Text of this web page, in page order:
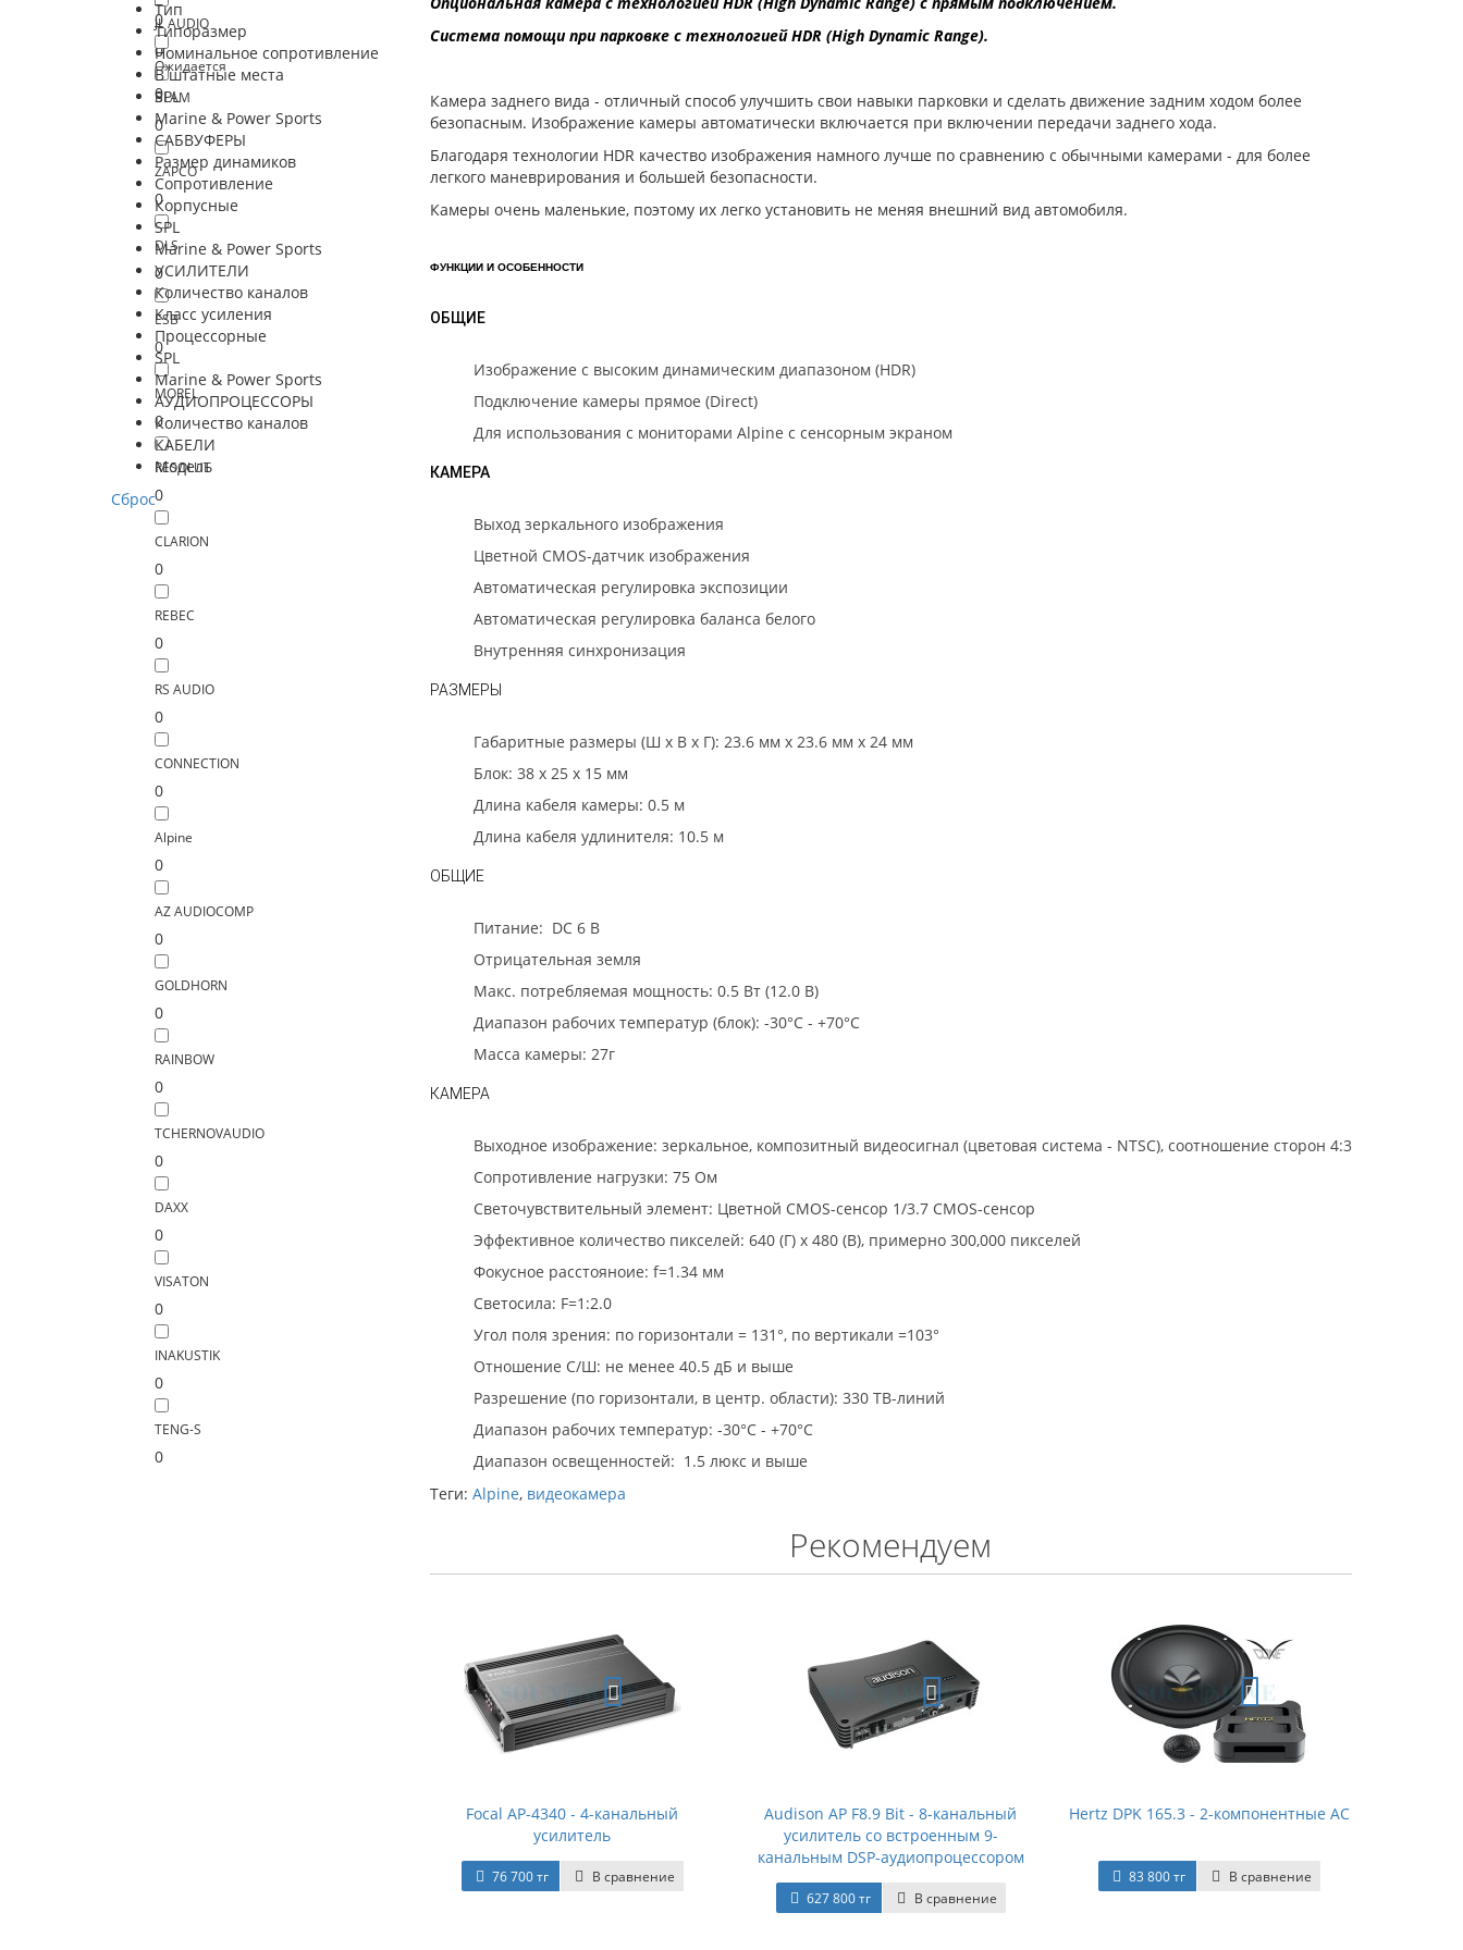
JL AUDIO
0
BLAM
0
ZAPCO
0
DLS
0
ESB
0
MOREL
0
RESOLUT
0
CLARION
0
REBEC
0
RS AUDIO
0
CONNECTION
0
Alpine
0
AZ AUDIOCOMP
0
GOLDHORN
0
RAINBOW
0
TCHERNOVAUDIO
0
DAXX
0
VISATON
0
INAKUSTIK
0
TENG-S
0
0
Ожидается
0
Тип
Типоразмер
Номинальное сопротивление
В штатные места
SPL
Marine & Power Sports
САБВУФЕРЫ
Размер динамиков
Сопротивление
Корпусные
SPL
Marine & Power Sports
УСИЛИТЕЛИ
Количество каналов
Класс усиления
Процессорные
SPL
Marine & Power Sports
АУДИОПРОЦЕССОРЫ
Количество каналов
КАБЕЛИ
Модель
Сброс
Система помощи при парковке с технологией HDR (High Dynamic Range).
Камера заднего вида - отличный способ улучшить свои навыки парковки и сделать движение задним ходом более
безопасным. Изображение камеры автоматически включается при включении передачи заднего хода.
Благодаря технологии HDR качество изображения намного лучше по сравнению с обычными камерами - для более
легкого маневрирования и большей безопасности.
Камеры очень маленькие, поэтому их легко установить не меняя внешний вид автомобиля.
ФУНКЦИИ И ОСОБЕННОСТИ
ОБЩИЕ
Изображение с высоким динамическим диапазоном (HDR)
Подключение камеры прямое (Direct)
Для использования с мониторами Alpine с сенсорным экраном
КАМЕРА
Выход зеркального изображения
Цветной CMOS-датчик изображения
Автоматическая регулировка экспозиции
Автоматическая регулировка баланса белого
Внутренняя синхронизация
РАЗМЕРЫ
Габаритные размеры (Ш x В x Г): 23.6 мм x 23.6 мм x 24 мм
Блок: 38 x 25 x 15 мм
Длина кабеля камеры: 0.5 м
Длина кабеля удлинителя: 10.5 м
ОБЩИЕ
Питание: DC 6 В
Отрицательная земля
Макс. потребляемая мощность: 0.5 Вт (12.0 В)
Диапазон рабочих температур (блок): -30°C - +70°C
Масса камеры: 27г
КАМЕРА
Выходное изображение: зеркальное, композитный видеосигнал (цветовая система - NTSC), соотношение сторон 4:3
Сопротивление нагрузки: 75 Ом
Светочувствительный элемент: Цветной CMOS-сенсор 1/3.7 CMOS-сенсор
Эффективное количество пикселей: 640 (Г) x 480 (В), примерно 300,000 пикселей
Фокусное расстояноие: f=1.34 мм
Светосила: F=1:2.0
Угол поля зрения: по горизонтали = 131°, по вертикали =103°
Отношение С/Ш: не менее 40.5 дБ и выше
Разрешение (по горизонтали, в центр. области): 330 ТВ-линий
Диапазон рабочих температур: -30°C - +70°C
Диапазон освещенностей: 1.5 люкс и выше
Теги: Alpine, видеокамера
Рекомендуем
Focal AP-4340 - 4-канальный
усилитель
76 700 тг В сравнение
Audison AP F8.9 Bit - 8-канальный
усилитель со встроенным 9-
канальным DSP-аудиопроцессором
627 800 тг В сравнение
Hertz DPK 165.3 - 2-компонентные АС
83 800 тг В сравнение